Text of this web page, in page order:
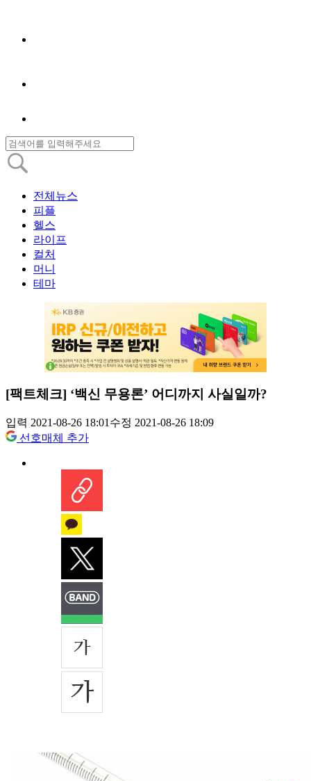
전체뉴스
피플
헬스
라이프
컬처
머니
테마
[팩트체크] ‘백신 무용론’ 어디까지 사실일까?
입력 2021-08-26 18:01수정 2021-08-26 18:09
선호매체 추가